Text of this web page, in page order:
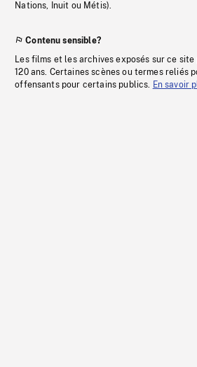
Nations, Inuit ou Métis).
Contenu sensible?
Les films et les archives exposés sur ce
120 ans. Certaines scènes ou termes reliés
offensants pour certains publics. En savoir